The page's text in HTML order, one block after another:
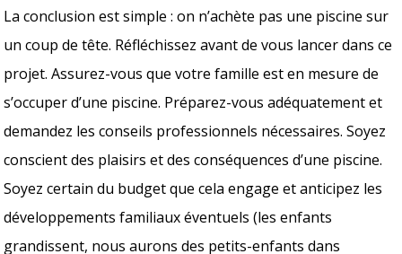
La conclusion est simple : on n’achète pas une piscine sur
un coup de tête. Réfléchissez avant de vous lancer dans ce
projet. Assurez-vous que votre famille est en mesure de
s’occuper d’une piscine. Préparez-vous adéquatement et
demandez les conseils professionnels nécessaires. Soyez
conscient des plaisirs et des conséquences d’une piscine.
Soyez certain du budget que cela engage et anticipez les
développements familiaux éventuels (les enfants
grandissent, nous aurons des petits-enfants dans